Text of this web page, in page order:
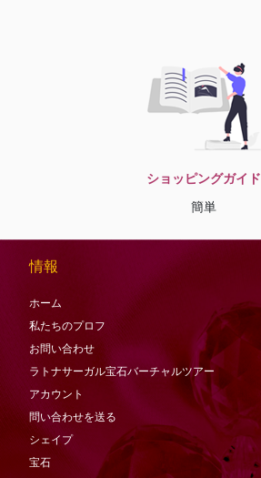
ショッピングガイド
簡単
情報
ホーム
私たちのプロフ
お問い合わせ
ラトナサーガル宝石バーチャ​​ルツアー
アカウント
問い合わせを送る
シェイプ
宝石